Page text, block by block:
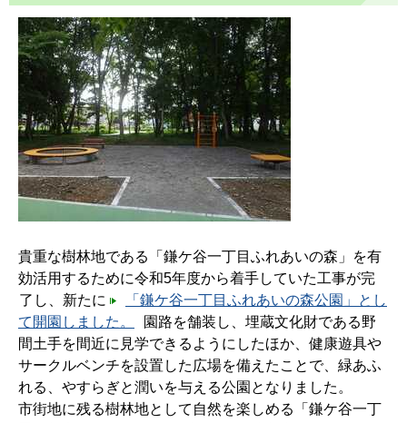
貴重な樹林地である「鎌ケ谷一丁目ふれあいの森」を有
効活用するために令和5年度から着手していた工事が完
了し、新たに
「鎌ケ谷一丁目ふれあいの森公園」とし
て開園しました。
園路を舗装し、埋蔵文化財である野
間土手を間近に見学できるようにしたほか、健康遊具や
サークルベンチを設置した広場を備えたことで、緑あふ
れる、やすらぎと潤いを与える公園となりました。
市街地に残る樹林地として自然を楽しめる「鎌ケ谷一丁